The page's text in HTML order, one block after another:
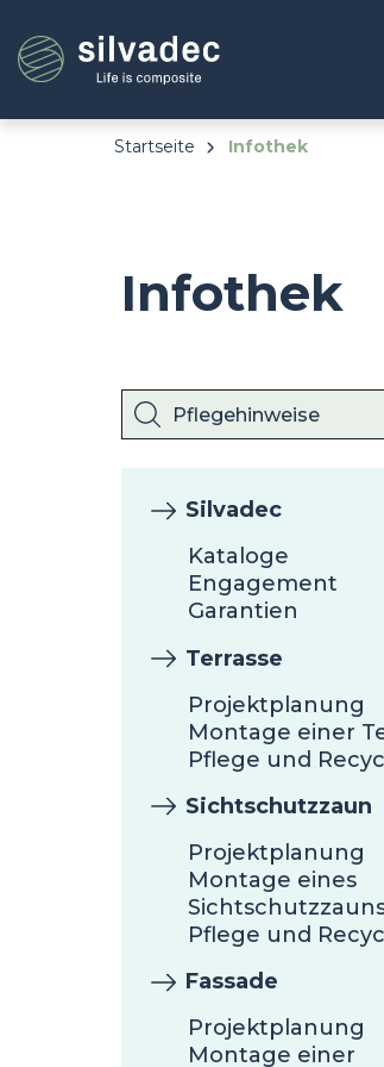
zum
Inhalt
Startseite Infothek
Infothek
Silvadec
Kataloge
Engagement
Garantien
Terrasse
Projektplanung
Montage einer
Pflege und
Sichtschutzzaun
Projektplanung
Montage eines
Pflege und
Fassade
Projektplanung
Montage einer